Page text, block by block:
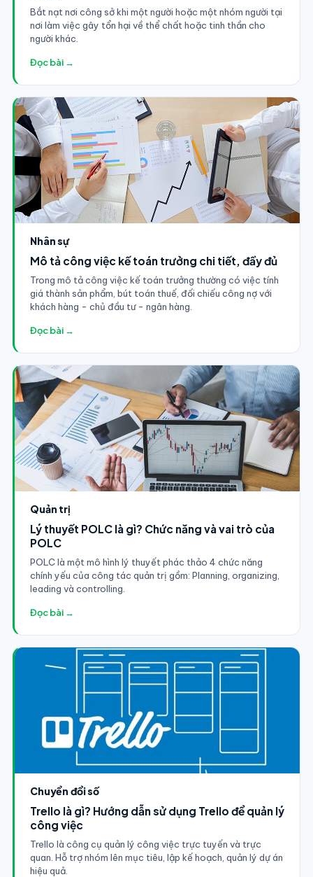
Bắt nạt nơi công sở khi một người hoặc một nhóm người tại
nơi làm việc gây tổn hại về thể chất hoặc tinh thần cho
người khác.
Đọc bài →
Nhân sự
Mô tả công việc kế toán trưởng chi tiết, đầy đủ
Trong mô tả công việc kế toán trưởng thường có việc tính
giá thành sản phẩm, bút toán thuế, đối chiếu công nợ với
khách hàng - chủ đầu tư - ngân hàng.
Đọc bài →
Quản trị
Lý thuyết POLC là gì? Chức năng và vai trò của
POLC
POLC là một mô hình lý thuyết phác thảo 4 chức năng
chính yếu của công tác quản trị gồm: Planning, organizing,
leading và controlling.
Đọc bài →
Chuyển đổi số
Trello là gì? Hướng dẫn sử dụng Trello để quản lý
công việc
Trello là công cụ quản lý công việc trực tuyến và trực
quan. Hỗ trợ nhóm lên mục tiêu, lập kế hoạch, quản lý dự án
hiệu quả.